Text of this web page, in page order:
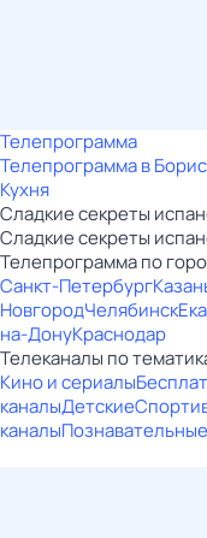
Телепрограмма
Телепрограмма в
Кухня
Сладкие секреты
Сладкие секреты
Телепрограмма по
Санкт-Петербург
НовгородЧелябинск
на-ДонуКраснодар
Телеканалы по
Кино и сериалы
каналыДетские
каналыПознавательные